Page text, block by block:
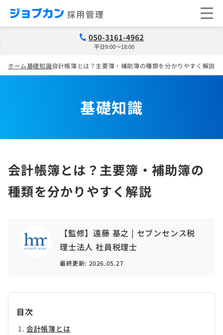
050-3161-4962
平日9:00～18:00
ホーム基礎知識会計帳簿とは？主要簿・補助簿の種類を分かりやすく解説
基礎知識
会計帳簿とは？主要簿・補助簿の
種類を分かりやすく解説
【監修】遠藤 基之 | セブンセンス税
理士法人 社員税理士
最終更新: 2026.05.27
目次
会計帳簿とは